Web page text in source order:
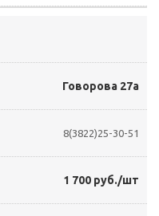
Говорова 27а
8(3822)25-30-51
1 700 руб./шт